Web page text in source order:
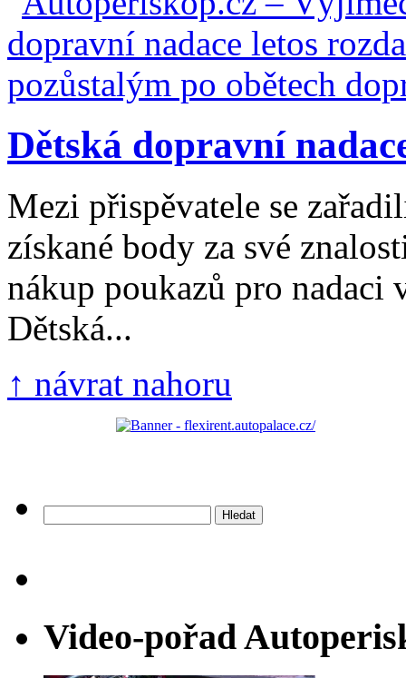
Dětská dopravní
Mezi přispěvatele se
získané body za své
nákup poukazů pro nadaci
Dětská...
↑ návrat nahoru
Video-pořad